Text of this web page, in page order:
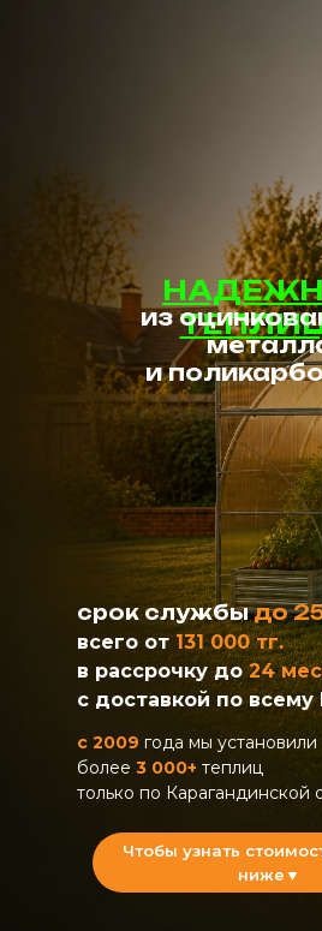
из
и
срок службыдо
всего от131 000 тг.
в рассрочкудо24
с доставкой по всему
с 2009 года мы установили
более 3 000+ теплиц
только по Карагандинской
Чтобы узнать
ниже▼